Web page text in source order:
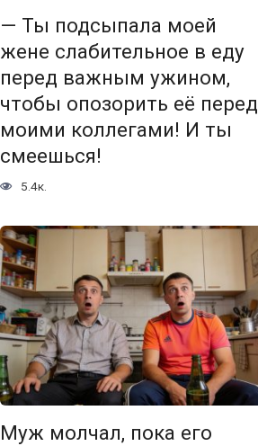
— Ты подсыпала моей
жене слабительное в еду
перед важным ужином,
чтобы опозорить её перед
моими коллегами! И ты
смеешься!
5.4к.
Муж молчал, пока его